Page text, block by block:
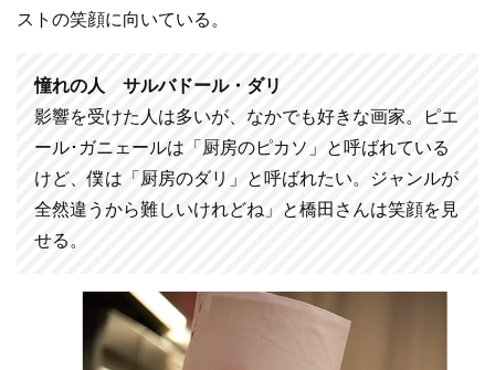
ストの笑顔に向いている。
憧れの人 サルバドール・ダリ
影響を受けた人は多いが、なかでも好きな画家。ピエ
ール･ガニェールは「厨房のピカソ」と呼ばれている
けど、僕は「厨房のダリ」と呼ばれたい。ジャンルが
全然違うから難しいけれどね」と橋田さんは笑顔を見
せる。